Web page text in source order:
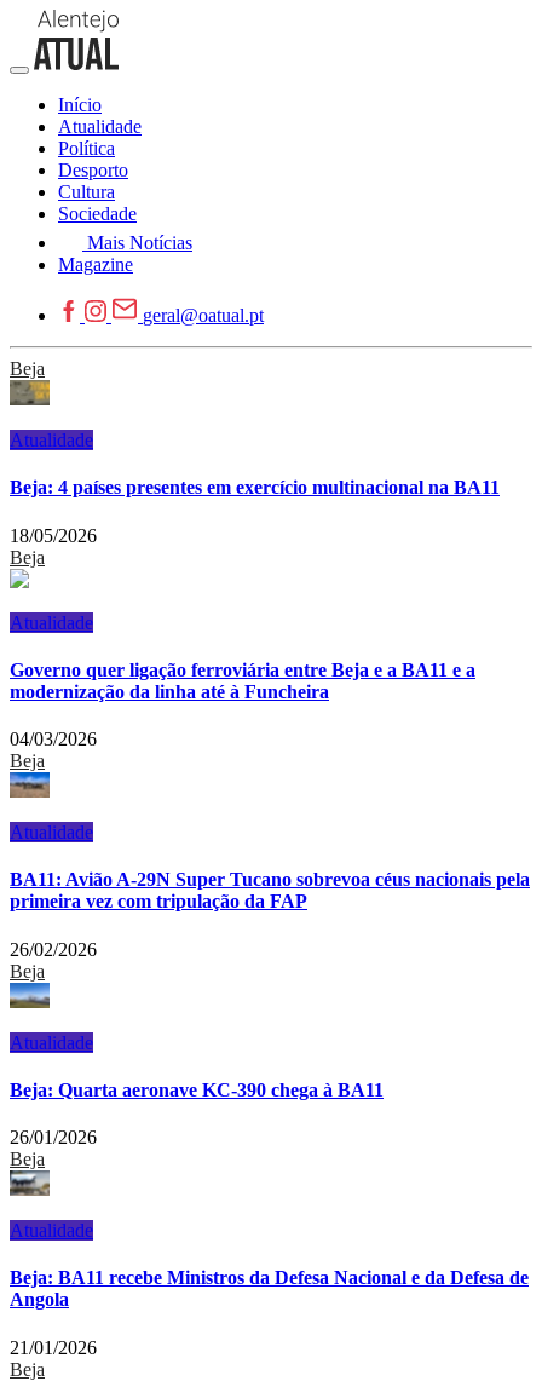
Início
Atualidade
Política
Desporto
Cultura
Sociedade
Mais Notícias
Magazine
geral@oatual.pt
Beja
Atualidade
Beja: 4 países presentes em exercício multinacional na BA11
18/05/2026
Beja
Atualidade
Governo quer ligação ferroviária entre Beja e a BA11 e a
modernização da linha até à Funcheira
04/03/2026
Beja
Atualidade
BA11: Avião A-29N Super Tucano sobrevoa céus nacionais pela
primeira vez com tripulação da FAP
26/02/2026
Beja
Atualidade
Beja: Quarta aeronave KC-390 chega à BA11
26/01/2026
Beja
Atualidade
Beja: BA11 recebe Ministros da Defesa Nacional e da Defesa de
Angola
21/01/2026
Beja